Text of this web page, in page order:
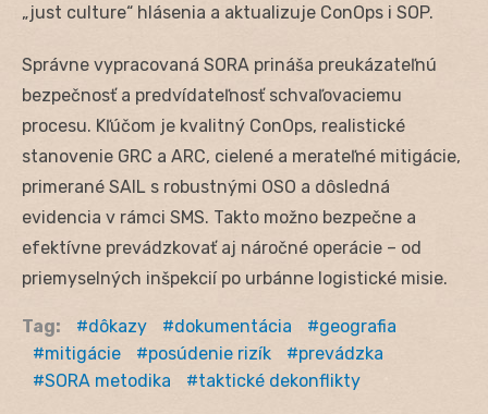
„just culture“ hlásenia a aktualizuje ConOps i SOP.
Správne vypracovaná SORA prináša preukázateľnú
bezpečnosť a predvídateľnosť schvaľovaciemu
procesu. Kľúčom je kvalitný ConOps, realistické
stanovenie GRC a ARC, cielené a merateľné mitigácie,
primerané SAIL s robustnými OSO a dôsledná
evidencia v rámci SMS. Takto možno bezpečne a
efektívne prevádzkovať aj náročné operácie – od
priemyselných inšpekcií po urbánne logistické misie.
Tag: dôkazy dokumentácia
geografia
mitigácie
posúdenie rizík
prevádzka
SORA metodika
taktické dekonflikty